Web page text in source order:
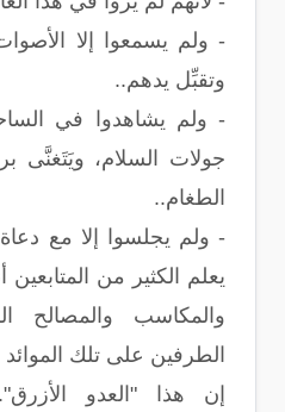
- ولم يسمعوا إلا
وتقبِّل يدهم..
- ولم يشاهدوا في
جولات السلام، ويَتَغنَّى
الطغام..
- ولم يجلسوا إلا مع
يعلم الكثير من
والمكاسب والمصالح
الطرفين على تلك
إن هذا "العدو